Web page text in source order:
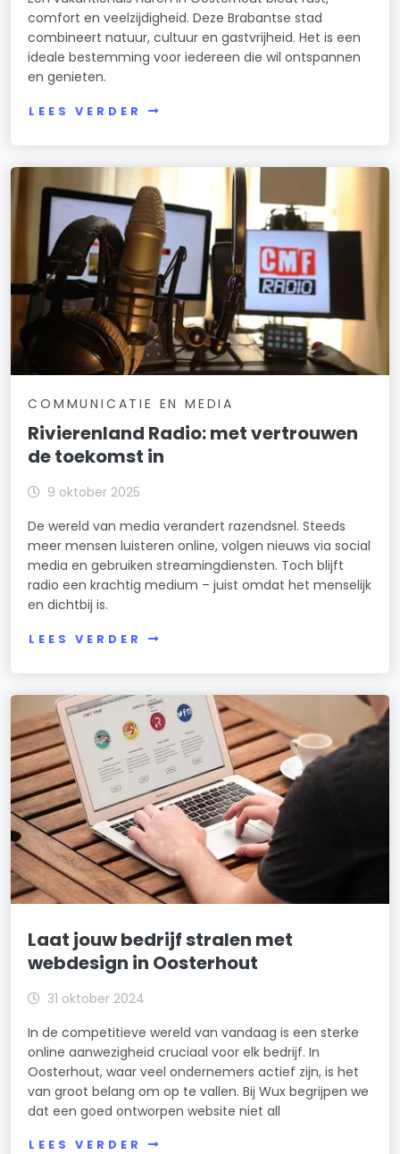
comfort en veelzijdigheid. Deze Brabantse stad
combineert natuur, cultuur en gastvrijheid. Het is een
ideale bestemming voor iedereen die wil ontspannen
en genieten.
LEES VERDER
COMMUNICATIE EN MEDIA
Rivierenland Radio: met vertrouwen
de toekomst in
9 oktober 2025
De wereld van media verandert razendsnel. Steeds
meer mensen luisteren online, volgen nieuws via social
media en gebruiken streamingdiensten. Toch blijft
radio een krachtig medium – juist omdat het menselijk
en dichtbij is.
LEES VERDER
Laat jouw bedrijf stralen met
webdesign in Oosterhout
31 oktober 2024
In de competitieve wereld van vandaag is een sterke
online aanwezigheid cruciaal voor elk bedrijf. In
Oosterhout, waar veel ondernemers actief zijn, is het
van groot belang om op te vallen. Bij Wux begrijpen we
dat een goed ontworpen website niet all
LEES VERDER